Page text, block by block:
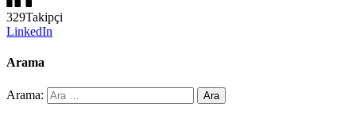
329Takipçi
LinkedIn
Arama
Arama: